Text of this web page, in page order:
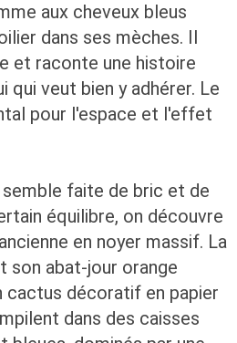
aux cheveux bleus
dans ses mèches. Il
et raconte une histoire
qui veut bien y adhérer. Le
pour l'espace et l'effet
faite de bric et de
équilibre, on découvre
en noyer massif. La
son abat-jour orange
cactus décoratif en papier
dans des caisses